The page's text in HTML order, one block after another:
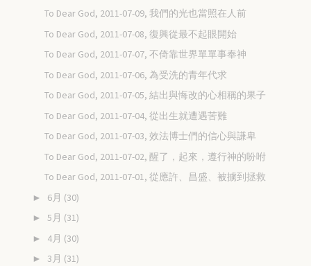
To Dear God, 2011-07-09, 我們的光也當照在人前
To Dear God, 2011-07-08, 復興從最不起眼開始
To Dear God, 2011-07-07, 不倚靠世界單單事奉神
To Dear God, 2011-07-06, 為受洗的青年代求
To Dear God, 2011-07-05, 結出與悔改的心相稱的果子
To Dear God, 2011-07-04, 從出生就遭遇苦難
To Dear God, 2011-07-03, 效法博士們的信心與謙卑
To Dear God, 2011-07-02, 醒了，起來，遵行神的吩咐
To Dear God, 2011-07-01, 從應許、昌盛、被擄到拯救
► 6月 (30)
► 5月 (31)
► 4月 (30)
► 3月 (31)